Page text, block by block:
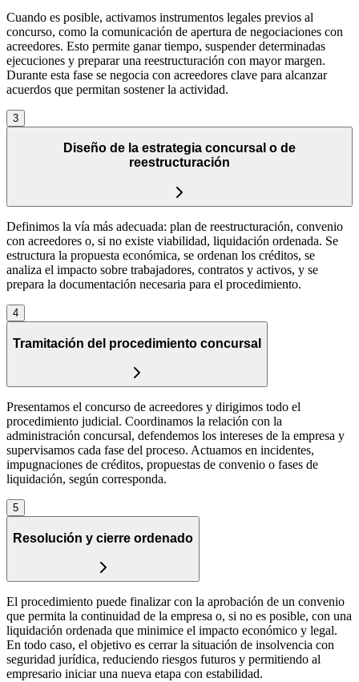
Cuando es posible, activamos instrumentos legales previos al
concurso, como la comunicación de apertura de negociaciones con
acreedores. Esto permite ganar tiempo, suspender determinadas
ejecuciones y preparar una reestructuración con mayor margen.
Durante esta fase se negocia con acreedores clave para alcanzar
acuerdos que permitan sostener la actividad.
3
Diseño de la estrategia concursal o de
reestructuración
Definimos la vía más adecuada: plan de reestructuración, convenio
con acreedores o, si no existe viabilidad, liquidación ordenada. Se
estructura la propuesta económica, se ordenan los créditos, se
analiza el impacto sobre trabajadores, contratos y activos, y se
prepara la documentación necesaria para el procedimiento.
4
Tramitación del procedimiento concursal
Presentamos el concurso de acreedores y dirigimos todo el
procedimiento judicial. Coordinamos la relación con la
administración concursal, defendemos los intereses de la empresa y
supervisamos cada fase del proceso. Actuamos en incidentes,
impugnaciones de créditos, propuestas de convenio o fases de
liquidación, según corresponda.
5
Resolución y cierre ordenado
El procedimiento puede finalizar con la aprobación de un convenio
que permita la continuidad de la empresa o, si no es posible, con una
liquidación ordenada que minimice el impacto económico y legal.
En todo caso, el objetivo es cerrar la situación de insolvencia con
seguridad jurídica, reduciendo riesgos futuros y permitiendo al
empresario iniciar una nueva etapa con estabilidad.